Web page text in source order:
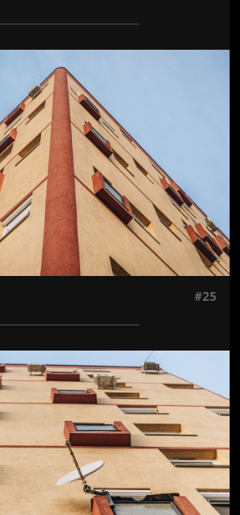
Jön még kép!
#25
Jön még kép!